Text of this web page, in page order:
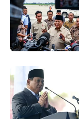
Ragukan